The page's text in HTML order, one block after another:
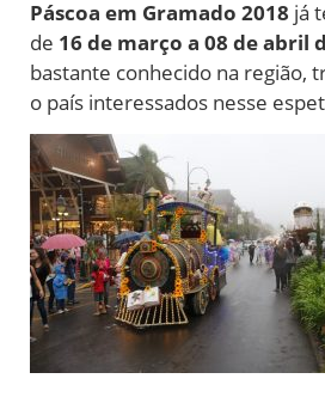
Páscoa em Gramado 2018 já
de 16 de março a 08 de abril
bastante conhecido na região,
o país interessados nesse